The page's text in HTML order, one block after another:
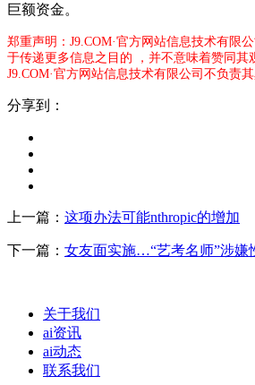
巨额资金。
郑重声明：J9.COM·官方网站信息技术有限
于传递更多信息之目的 ，并不意味着赞同其
J9.COM·官方网站信息技术有限公司不负责其
分享到：
上一篇： 这项办法可能nthropic的增加
下一篇： 女友面实施…“艺考名师”涉嫌
关于我们
ai资讯
ai动态
联系我们